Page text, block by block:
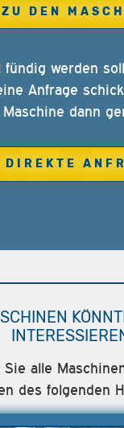
ZU DEN
werden
Anfrage
dann
DIREKTE
alle
des folgenden